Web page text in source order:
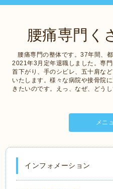
腰痛専門く
腰痛専門の整体です。37年間、
2021年3月定年退職しました。専
首下がり、手のシビレ、五十肩な
いたします。様々な病院や接骨院
きたいのです。えっ、なぜ、どう
メニ
インフォメーション